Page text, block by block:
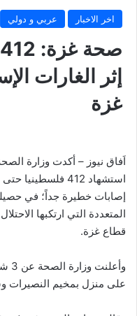
اخر الاخبار عربي و دولي
إثر الغارات
غزة
اَفاق نيوز – أكدت وزارة
إصابات خطيرة جداً؛ في حصيلة
المتعددة التي ارتكبها
قطاع غزة.
على منزل بمخيم